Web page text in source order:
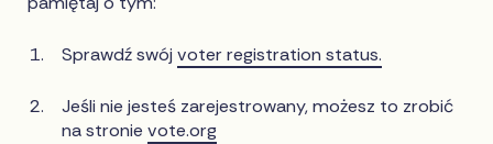
Sprawdź swójvoter registration status.
Jeśli nie jesteś zarejestrowany, możesz to zrobić
na stronievote.org